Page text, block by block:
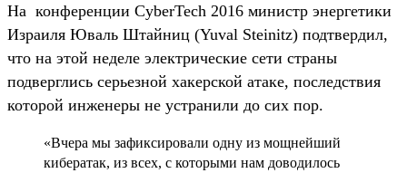
На конференции CyberTech 2016 министр энергетики
Израиля Юваль Штайниц (Yuval Steinitz) подтвердил,
что на этой неделе электрические сети страны
подверглись серьезной хакерской атаке, последствия
которой инженеры не устранили до сих пор.
«Вчера мы зафиксировали одну из мощнейший
кибератак, из всех, с которыми нам доводилось